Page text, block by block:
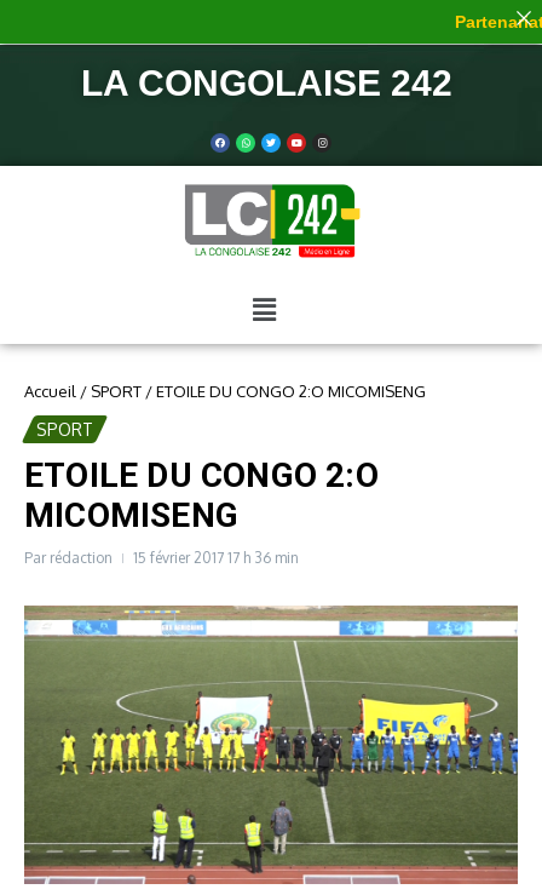
LA CONGOLAISE 242
Accueil / SPORT /ETOILE DU CONGO 2:O MICOMISENG
SPORT
ETOILE DU CONGO 2:O
MICOMISENG
Par rédaction 15 février 2017 17 h 36 min
Partenariat